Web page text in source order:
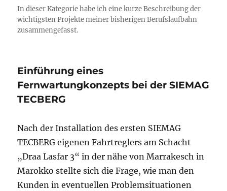
In dieser Kategorie habe ich eine kurze Beschreibung der
wichtigsten Projekte meiner bisherigen Berufslaufbahn
zusammengefasst.
Einführung eines
Fernwartungkonzepts bei der SIEMAG
TECBERG
Nach der Installation des ersten SIEMAG
TECBERG eigenen Fahrtreglers am Schacht
„Draa Lasfar 3“ in der nähe von Marrakesch in
Marokko stellte sich die Frage, wie man den
Kunden in eventuellen Problemsituationen